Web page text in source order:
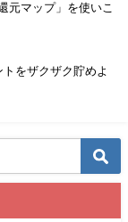
元マップ」を使いこ
トをザクザク貯めよ